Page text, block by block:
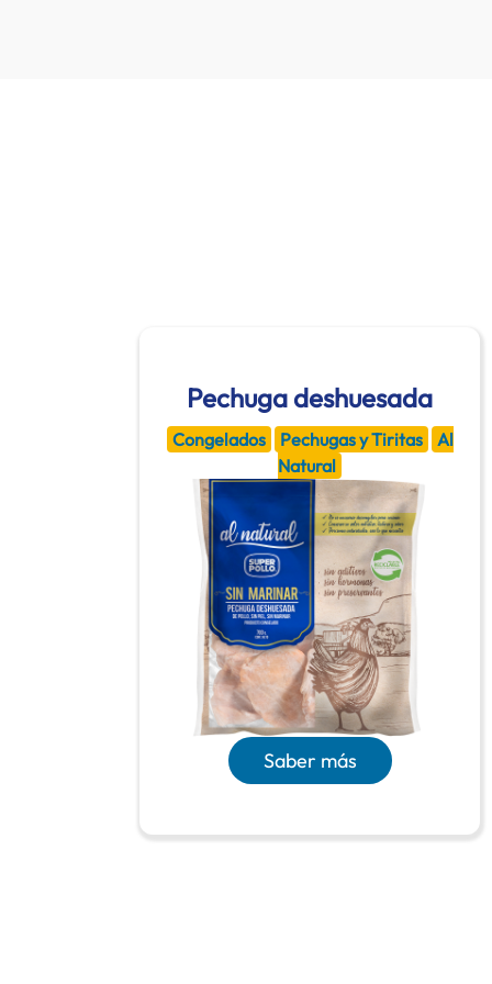
Pechuga deshuesada
Congelados Pechugas y Tiritas
Al
Natural
Saber más